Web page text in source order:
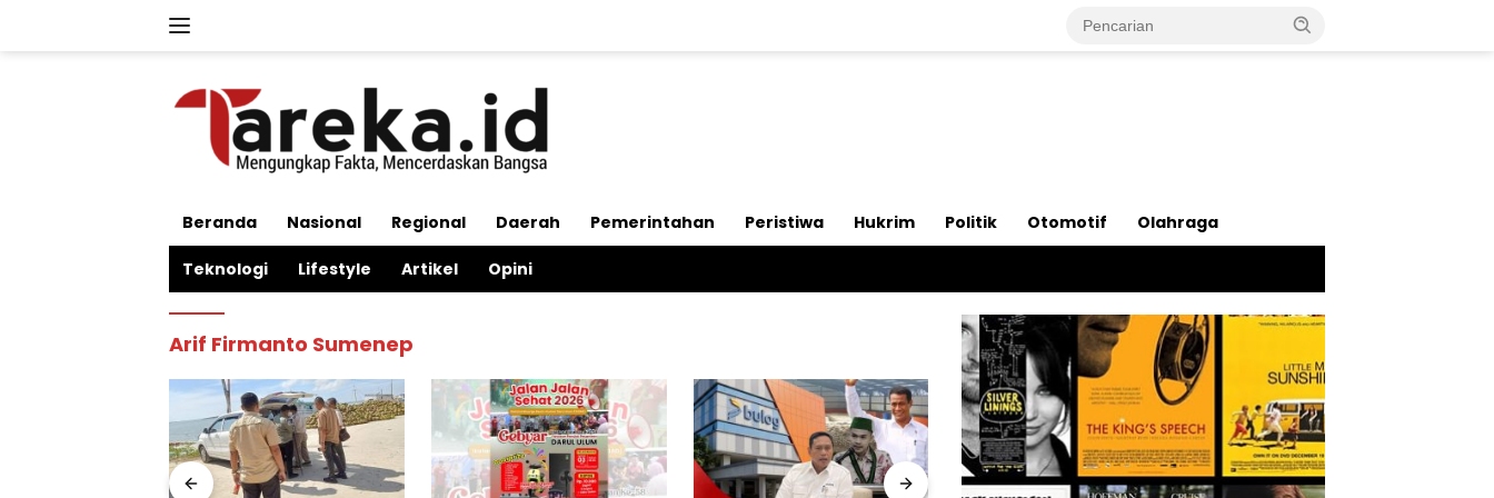
Beranda Nasional Regional Daerah Pemerintahan Peristiwa Hukrim Politik Otomotif Olahraga
Teknologi Lifestyle Artikel Opini
Arif Firmanto Sumenep